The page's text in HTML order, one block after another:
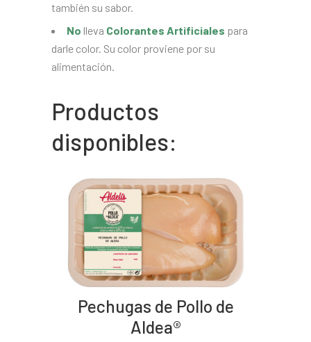
también su sabor.
No lleva Colorantes Artificiales para
darle color. Su color proviene por su
alimentación.
Productos
disponibles:
Pechugas de Pollo de
Aldea®